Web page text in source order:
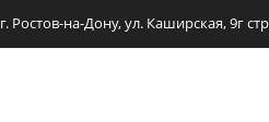
г. Ростов-на-Дону, ул. Каширская, 9г